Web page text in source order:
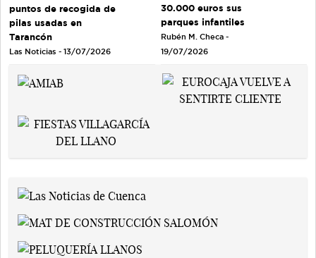
puntos de recogida de
pilas usadas en
Tarancón
Las Noticias - 13/07/2026
30.000 euros sus
parques infantiles
Rubén M. Checa -
19/07/2026